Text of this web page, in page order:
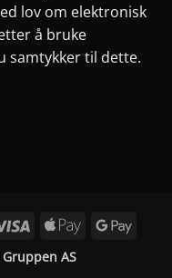
lov om elektronisk
å bruke
samtykker til dette.
Visa
Apple
Google
AS